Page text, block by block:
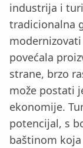
industrija i
tradicionalna
povećala
strane, brzo
može postati
ekonomije.
potencijal, s
baštinom